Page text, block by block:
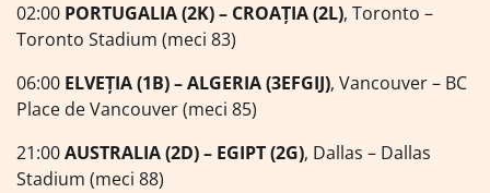
02:00 PORTUGALIA (2K) – CROAȚIA (2L), Toronto –
Toronto Stadium (meci 83)
06:00 ELVEȚIA (1B) – ALGERIA (3EFGIJ), Vancouver – BC
Place de Vancouver (meci 85)
21:00AUSTRALIA (2D) – EGIPT (2G), Dallas – Dallas
Stadium (meci 88)